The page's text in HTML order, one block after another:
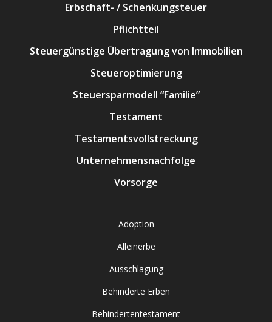
Erbschaft- / Schenkungsteuer
Pflichtteil
Steuergünstige Übertragung von Immobilien
Steueroptimierung
Steuersparmodell “Familie”
Testament
Testamentsvollstreckung
Unternehmensnachfolge
Vorsorge
Adoption
Alleinerbe
Ausschlagung
Behinderte Erben
Behindertentestament